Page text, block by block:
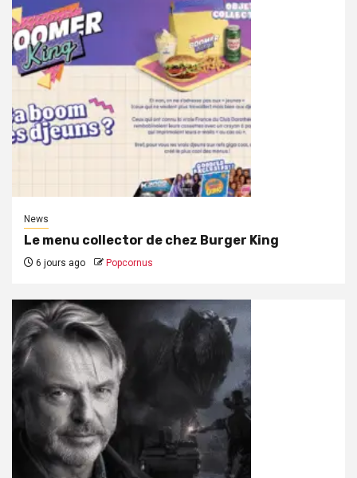
News
Le menu collector de chez Burger King
6 jours ago Popcornus